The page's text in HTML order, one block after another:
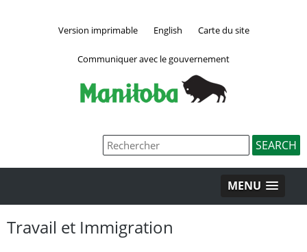
Version imprimable English Carte du site
Communiquer avec le gouvernement
MENU
Travail et Immigration